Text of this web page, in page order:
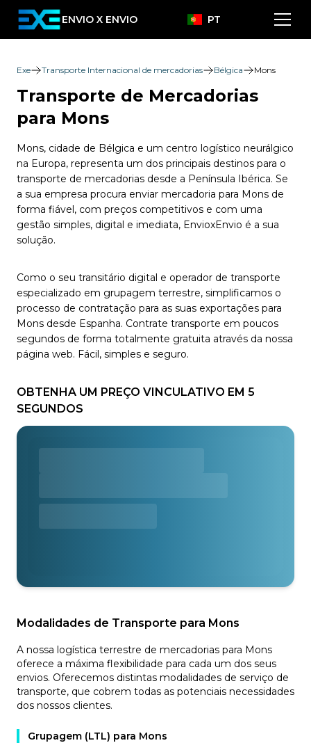
ENVIO X ENVIO PT
Exe Transporte Internacional de mercadorias Bélgica Mons
Transporte de Mercadorias
para Mons
Mons, cidade de Bélgica e um centro logístico neurálgico
na Europa, representa um dos principais destinos para o
transporte de mercadorias desde a Península Ibérica. Se
a sua empresa procura enviar mercadoria para Mons de
forma fiável, com preços competitivos e com uma
gestão simples, digital e imediata, EnvioxEnvio é a sua
solução.
Como o seu transitário digital e operador de transporte
especializado em grupagem terrestre, simplificamos o
processo de contratação para as suas exportações para
Mons desde Espanha. Contrate transporte em poucos
segundos de forma totalmente gratuita através da nossa
página web. Fácil, simples e seguro.
OBTENHA UM PREÇO VINCULATIVO EM 5
SEGUNDOS
Modalidades de Transporte para Mons
A nossa logística terrestre de mercadorias para Mons
oferece a máxima flexibilidade para cada um dos seus
envios. Oferecemos distintas modalidades de serviço de
transporte, que cobrem todas as potenciais necessidades
dos nossos clientes.
Grupagem (LTL) para Mons